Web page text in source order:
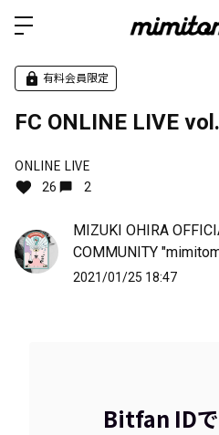
有料会員限定
FC ONLINE LIVE
ONLINE LIVE
26 2
MIZUKI OHIRA
COMMUNITY
2021/01/25 18:47
Bitfan ID